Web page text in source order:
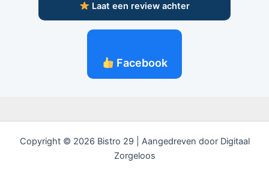
Laat een review achter
Facebook
Copyright © 2026 Bistro 29 | Aangedreven door Digitaal
Zorgeloos